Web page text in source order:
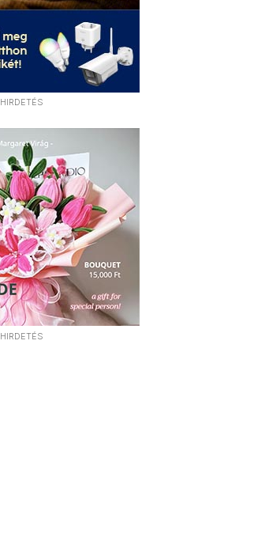
HIRDETÉS
HIRDETÉS